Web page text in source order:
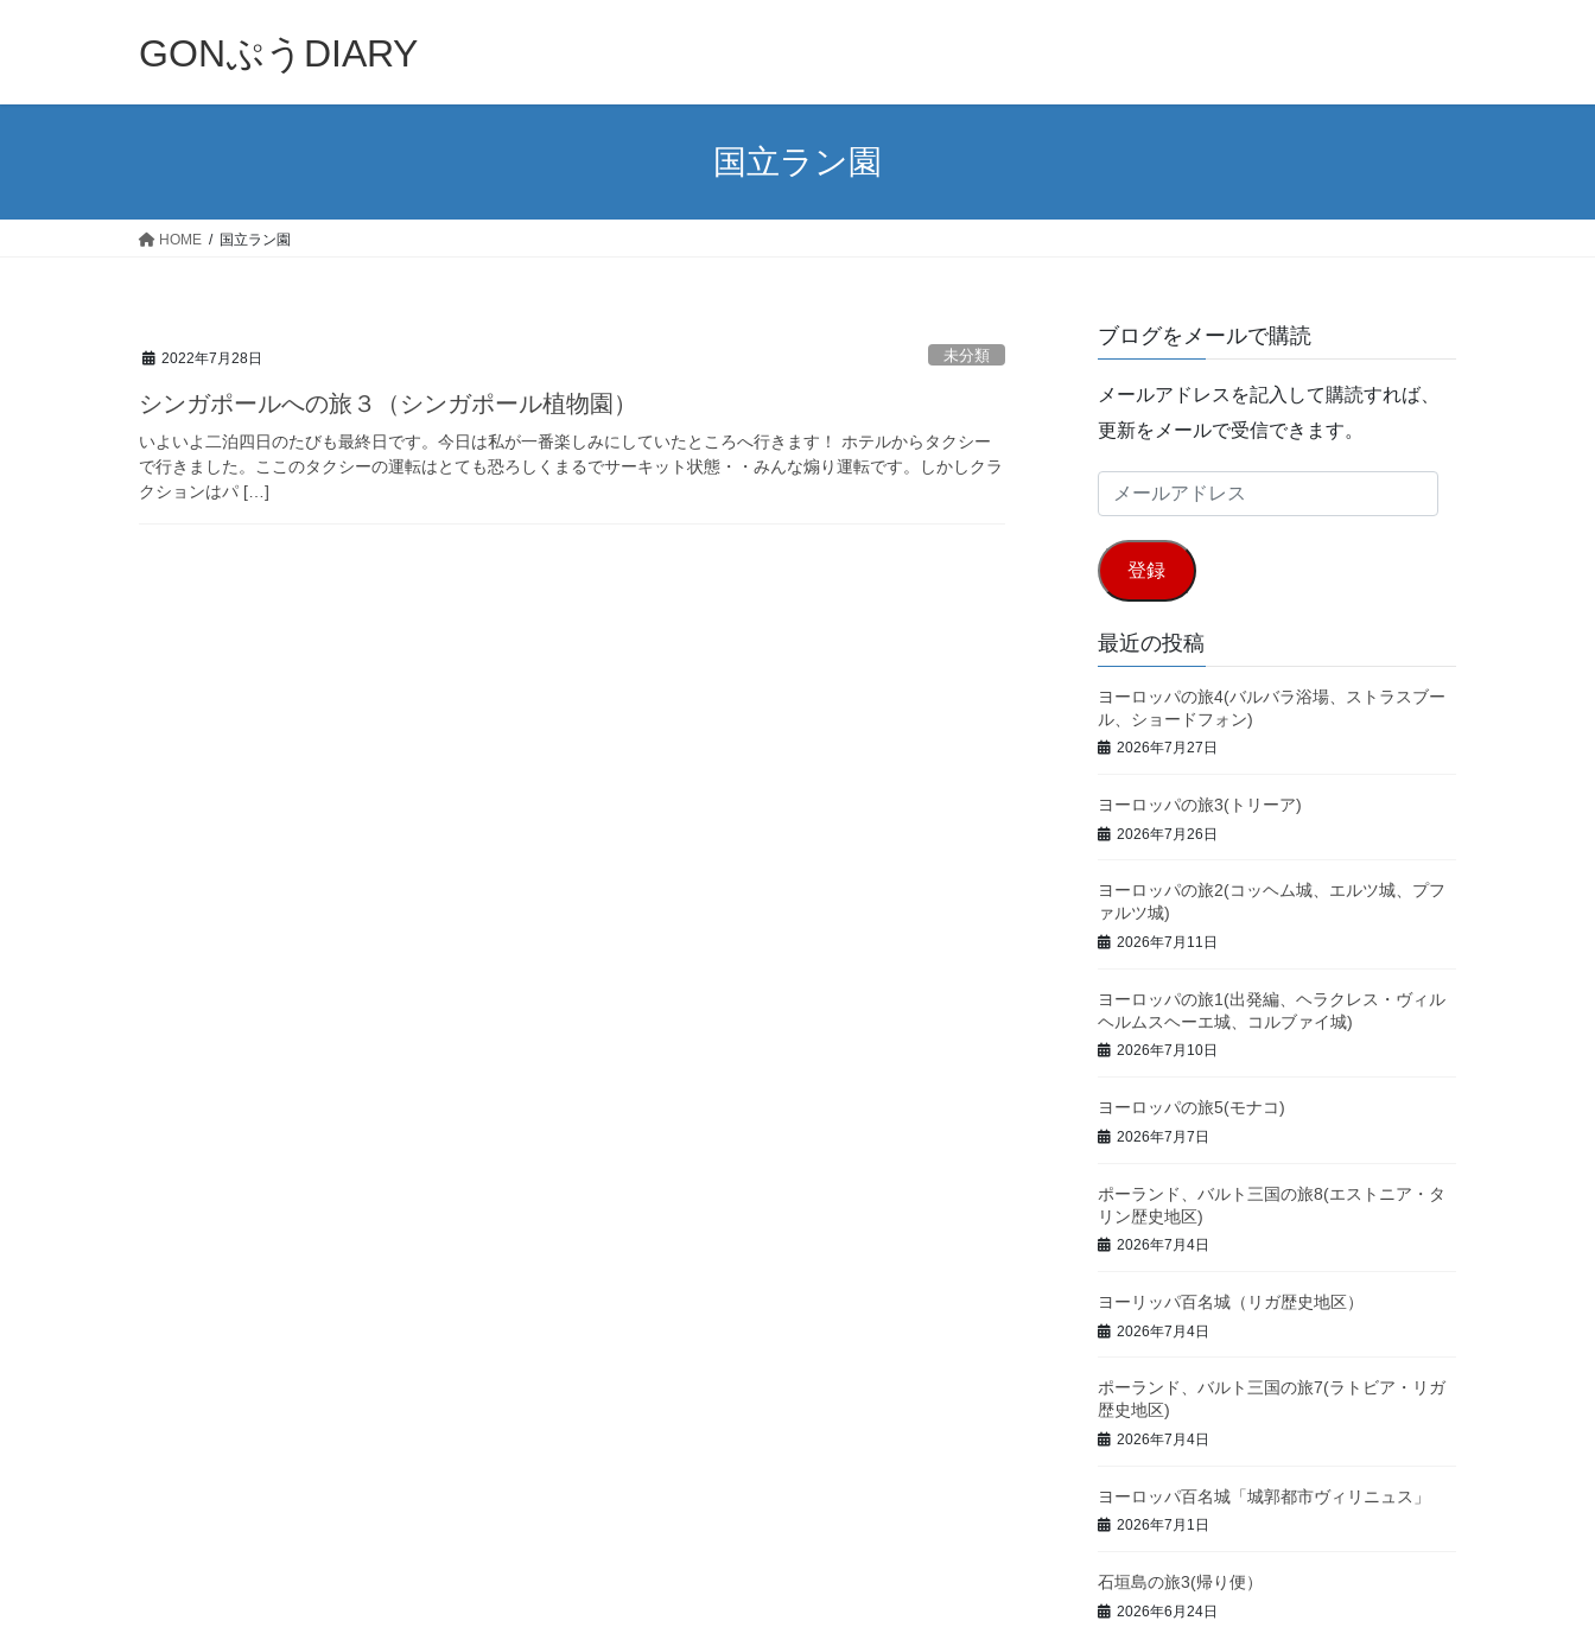
GONぷうDIARY
国立ラン園
HOME 国立ラン園
2022年7月28日 未分類
シンガポールへの旅３（シンガポール植物園）
いよいよ二泊四日のたびも最終日です。今日は私が一番楽しみにしていたところへ行きます！ ホテルからタクシー
で行きました。ここのタクシーの運転はとても恐ろしくまるでサーキット状態・・みんな煽り運転です。しかしクラ
クションはパ […]
ブログをメールで購読
メールアドレスを記入して購読すれば、
更新をメールで受信できます。
ー
ル
ア
ド
レ
ス
登録
最近の投稿
ヨーロッパの旅4(バルバラ浴場、ストラスブー
ル、ショードフォン)
2026年7月27日
ヨーロッパの旅3(トリーア)
2026年7月26日
ヨーロッパの旅2(コッヘム城、エルツ城、プフ
ァルツ城)
2026年7月11日
ヨーロッパの旅1(出発編、ヘラクレス・ヴィル
ヘルムスヘーエ城、コルブァイ城)
2026年7月10日
ヨーロッパの旅5(モナコ)
2026年7月7日
ポーランド、バルト三国の旅8(エストニア・タ
リン歴史地区)
2026年7月4日
ヨーリッパ百名城（リガ歴史地区）
2026年7月4日
ポーランド、バルト三国の旅7(ラトビア・リガ
歴史地区)
2026年7月4日
ヨーロッパ百名城「城郭都市ヴィリニュス」
2026年7月1日
石垣島の旅3(帰り便）
2026年6月24日